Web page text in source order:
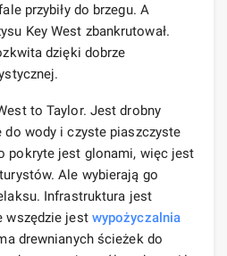
przybiły do ​​brzegu. A
Key West zbankrutował.
dzięki dobrze
to Taylor. Jest drobny
do wody i czyste piaszczyste
pokryte jest glonami, więc jest
Ale wybierają go
Infrastruktura jest
wszędzie jest wypożyczalnia
drewnianych ścieżek do